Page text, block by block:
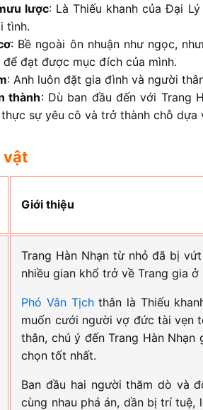
lược: Là Thiếu khanh của Đại Lý
tình.
: Bề ngoài ôn nhuận như ngọc,
đạt được mục đích của mình.
: Anh luôn đặt gia đình và người
thành: Dù ban đầu đến với Trang
sự yêu cô và trở thành chỗ dựa
vật
Giới thiệu
Trang Hàn Nhạn từ nhỏ đã bị
nhiều gian khổ trở về Trang gia ở
Phó Vân Tịchthân là Thiếu
muốn cưới người vợ đức tài vẹn
thân, chú ý đến Trang Hàn
chọn tốt nhất.
Ban đầu hai người thăm dò và
cùng nhau phá án, dần bị trí